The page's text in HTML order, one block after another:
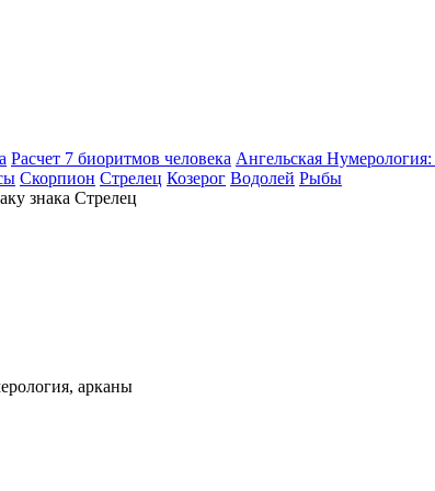
Расчет 7 биоритмов человека Ангельская
Скорпион Стрелец Козерог Водолей Рыбы
арканы